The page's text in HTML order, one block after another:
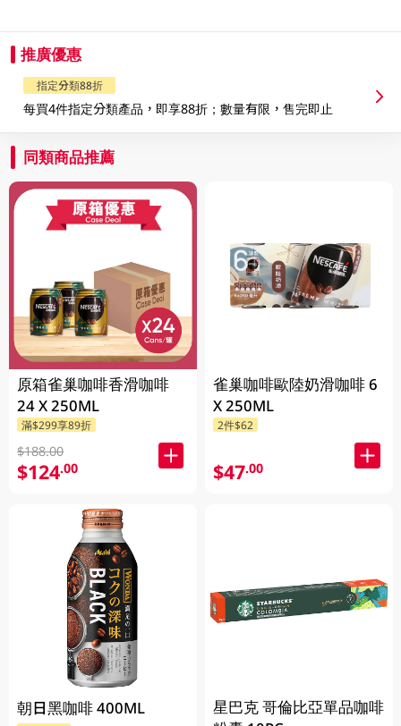
推廣優惠
指定分類88折
每買4件指定分類產品，即享88折；數量有限，售完即止
同類商品推薦
原箱雀巢咖啡香滑咖啡
24 X 250ML
滿$299享89折
$188.00
$124.00
朝日黑咖啡 400ML
雀巢咖啡歐陸奶滑咖啡 6
X 250ML
2件$62
$47.00
星巴克 哥倫比亞單品咖啡